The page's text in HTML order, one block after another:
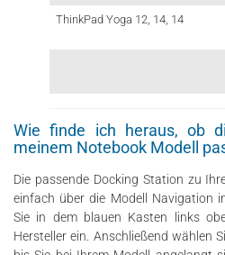
ThinkPad Yoga 12, 14, 14
Wie finde ich heraus, ob
meinem Notebook Modell
Die passende Docking Station zu
einfach über die Modell Navigation
Sie in dem blauen Kasten links
Hersteller ein. Anschließend wählen